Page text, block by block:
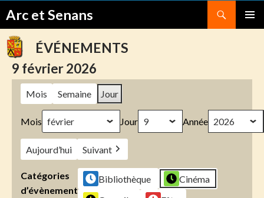
Arc et Senans
TO
CONTENTÉVÉNEMENTS
9 février 2026
Mois Semaine Jour
Mois Jour Année
Aujourd’hui Suivant
Catégories
d’évènement
Bibliothèque
Cinéma